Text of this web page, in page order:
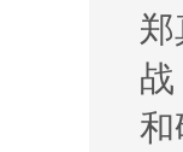
和